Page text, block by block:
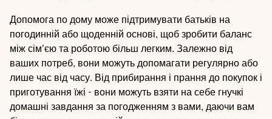
Допомога по дому може підтримувати батьків на
погодинній або щоденній основі, щоб зробити баланс
між сім'єю та роботою більш легким. Залежно від
ваших потреб, вони можуть допомагати регулярно або
лише час від часу. Від прибирання і прання до покупок і
приготування їжі - вони можуть взяти на себе гнучкі
домашні завдання за погодженням з вами, даючи вам